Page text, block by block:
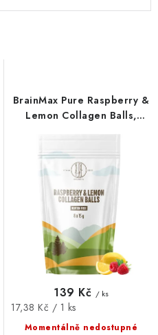
DÁRKY
KONTAKTY
BrainMax Pure Raspberry &
Lemon Collagen Balls,
Momentálně nedostupné
139 Kč / ks
Měrná
cena:
17,38 Kč / 1 ks